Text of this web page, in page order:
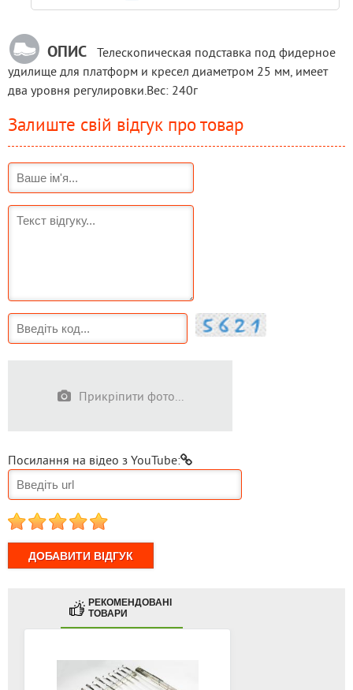
ОПИС
Телескопическая подставка под фидерное
удилище для платформ и кресел диаметром 25 мм, имеет
два уровня регулировки.Вес: 240г
Залиште свій відгук про товар
Прикріпити фото...
Посилання на відео з YouTube:
1 2 3 4 5
РЕКОМЕНДОВАНІ
ТОВАРИ